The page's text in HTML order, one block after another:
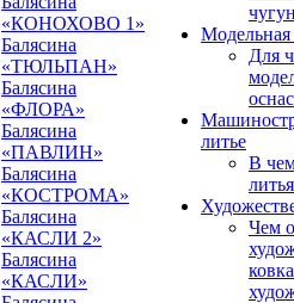
«КОНОХОВО 1»
Балясина
«ТЮЛЬПАН»
Балясина
«ФЛОРА»
Балясина
«ПАВЛИН»
Балясина
«КОСТРОМА»
Балясина
«КАСЛИ 2»
Балясина
«КАСЛИ»
Модельная
Для
литье
В
Чем